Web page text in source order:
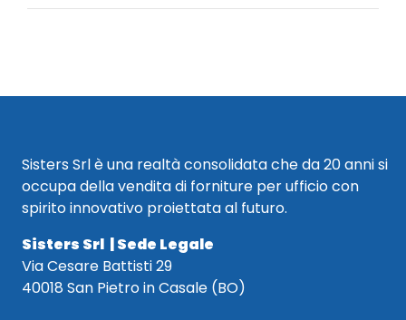
Sisters Srl è una realtà consolidata che da 20 anni si
occupa della vendita di forniture per ufficio con
spirito innovativo proiettata al futuro.
Sisters Srl | Sede Legale
Via Cesare Battisti 29
40018 San Pietro in Casale (BO)